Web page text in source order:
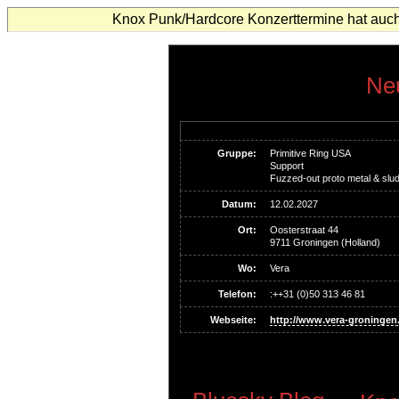
Knox Punk/Hardcore Konzerttermine hat
Gruppe:
Primitive Ring USA
Support
Fuzzed-out proto metal &
Datum: 12.02.2027
Ort:
Oosterstraat 44
9711 Groningen (Holland)
Wo: Vera
Telefon: :++31 (0)50 313 46 81
Webseite: http://www.vera-